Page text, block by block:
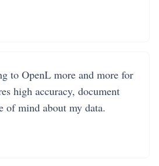
to OpenL more and more for
high accuracy, document
of mind about my data.